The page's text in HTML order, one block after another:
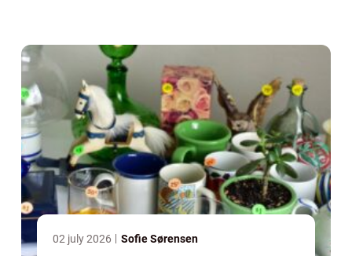
02 july 2026 Sofie Sørensen